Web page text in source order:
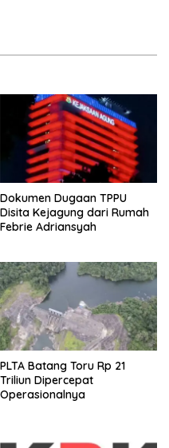
Dokumen Dugaan TPPU
Disita Kejagung dari Rumah
Febrie Adriansyah
PLTA Batang Toru Rp 21
Triliun Dipercepat
Operasionalnya